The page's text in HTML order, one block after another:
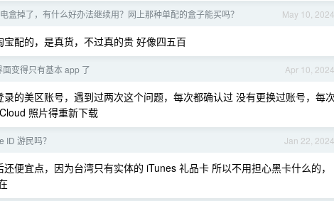
May 10, 2024
盒掉了，有什么好办法继续用？网上那种单配的盒子能买吗？
配的，是真货，不过真的贵 好像四五百
Apr 10, 2024
变得只有基本 app 了
的美区账号，遇到过两次这个问题，每次都确认过 没有更换过账号，每次
照片得重新下载
Jan 22, 2024
ID 游民吗？
便宜点，因为台湾只有实体的 iTunes 礼品卡 所以不用担心黑卡什么的，